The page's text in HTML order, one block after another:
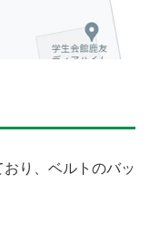
り、ベルトのバッ